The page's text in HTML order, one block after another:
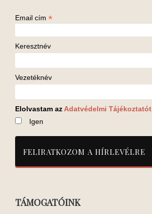
Email cím *
Keresztnév
Vezetéknév
Elolvastam azAdatvédelmi Tájékoztatót
Igen
TÁMOGATÓINK